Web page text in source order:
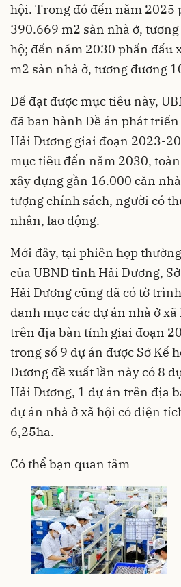
hội. Trong đó đến năm 2025
390.669 m2 sàn nhà ở,
hộ; đến năm 2030 phấn đấu
m2 sàn nhà ở, tương đương
Để đạt được mục tiêu này,
đã ban hành Đề án phát
Hải Dương giai đoạn 2023-
mục tiêu đến năm 2030,
xây dựng gần 16.000 căn
tượng chính sách, người có
nhân, lao động.
Mới đây, tại phiên họp
của UBND tỉnh Hải Dương,
Hải Dương cũng đã có tờ
danh mục các dự án nhà ở
trên địa bàn tỉnh giai đoạn
trong số 9 dự án được Sở Kế
Dương đề xuất lần này có 8
Hải Dương, 1 dự án trên địa
dự án nhà ở xã hội có diện
6,25ha.
Có thể bạn quan tâm